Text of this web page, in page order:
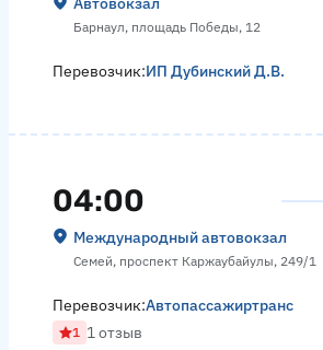
Барнаул, площадь Победы, 12
Перевозчик:ИП Дубинский Д.В.
04:00
Международный автовокзал
Семей, проспект Каржаубайулы, 249/1
Перевозчик:Автопассажиртранс
1 1 отзыв